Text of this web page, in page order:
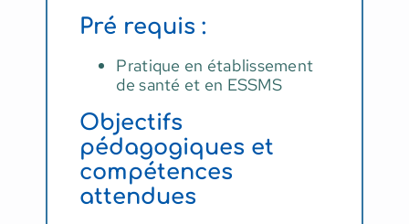
Pré requis :
Pratique en établissement
de santé et en ESSMS
Objectifs
pédagogiques et
compétences
attendues